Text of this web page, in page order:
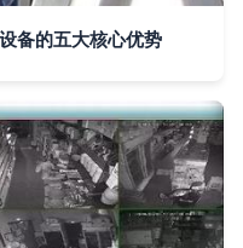
备的五大核心优势